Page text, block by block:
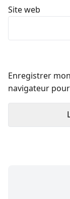
Site web
Enregistrer
navigateur